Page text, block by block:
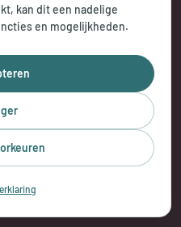
kan dit een nadelige
en mogelijkheden.